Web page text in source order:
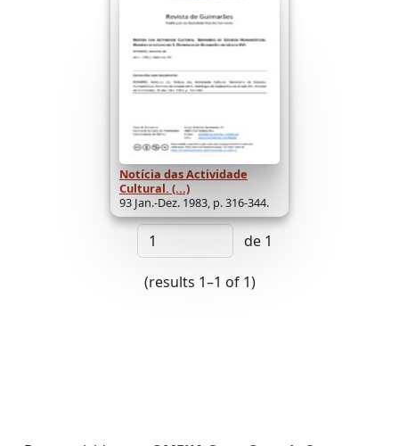
Notícia das Actividade
Cultural. (...)
93 Jan.-Dez. 1983, p. 316-344.
de 1
(results 1–1 of 1)